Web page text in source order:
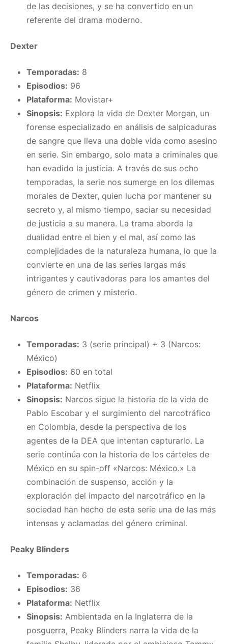
de las decisiones, y se ha convertido en un
referente del drama moderno.
Dexter
Temporadas: 8
Episodios: 96
Plataforma: Movistar+
Sinopsis: Explora la vida de Dexter Morgan, un
forense especializado en análisis de salpicaduras
de sangre que lleva una doble vida como asesino
en serie. Sin embargo, solo mata a criminales que
han evadido la justicia. A través de sus ocho
temporadas, la serie nos sumerge en los dilemas
morales de Dexter, quien lucha por mantener su
secreto y, al mismo tiempo, saciar su necesidad
de justicia a su manera. La trama aborda la
dualidad entre el bien y el mal, así como las
complejidades de la naturaleza humana, lo que la
convierte en una de las series largas más
intrigantes y cautivadoras para los amantes del
género de crimen y misterio.
Narcos
Temporadas: 3 (serie principal) + 3 (Narcos:
México)
Episodios: 60 en total
Plataforma: Netflix
Sinopsis: Narcos sigue la historia de la vida de
Pablo Escobar y el surgimiento del narcotráfico
en Colombia, desde la perspectiva de los
agentes de la DEA que intentan capturarlo. La
serie continúa con la historia de los cárteles de
México en su spin-off «Narcos: México.» La
combinación de suspenso, acción y la
exploración del impacto del narcotráfico en la
sociedad han hecho de esta serie una de las más
intensas y aclamadas del género criminal.
Peaky Blinders
Temporadas: 6
Episodios: 36
Plataforma: Netflix
Sinopsis: Ambientada en la Inglaterra de la
posguerra, Peaky Blinders narra la vida de la